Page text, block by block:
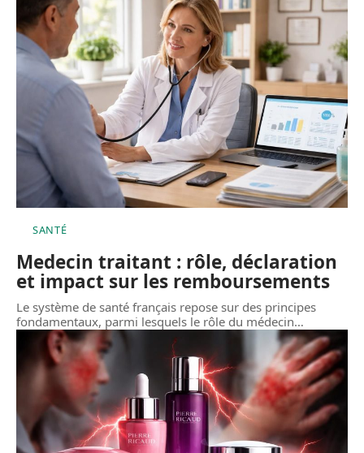
SANTÉ
Medecin traitant : rôle, déclaration
et impact sur les remboursements
Le système de santé français repose sur des principes
fondamentaux, parmi lesquels le rôle du médecin…